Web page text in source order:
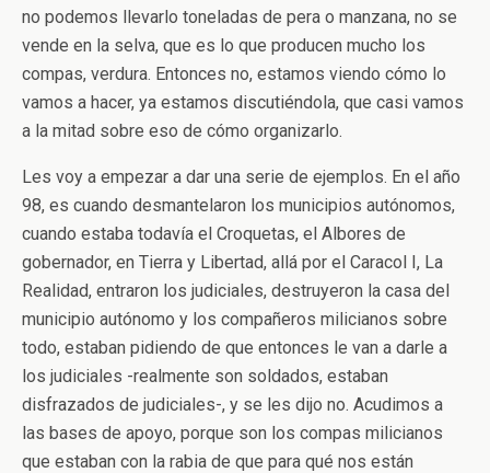
no podemos llevarlo toneladas de pera o manzana, no se
vende en la selva, que es lo que producen mucho los
compas, verdura. Entonces no, estamos viendo cómo lo
vamos a hacer, ya estamos discutiéndola, que casi vamos
a la mitad sobre eso de cómo organizarlo.
Les voy a empezar a dar una serie de ejemplos. En el año
98, es cuando desmantelaron los municipios autónomos,
cuando estaba todavía el Croquetas, el Albores de
gobernador, en Tierra y Libertad, allá por el Caracol I, La
Realidad, entraron los judiciales, destruyeron la casa del
municipio autónomo y los compañeros milicianos sobre
todo, estaban pidiendo de que entonces le van a darle a
los judiciales -realmente son soldados, estaban
disfrazados de judiciales-, y se les dijo no. Acudimos a
las bases de apoyo, porque son los compas milicianos
que estaban con la rabia de que para qué nos están